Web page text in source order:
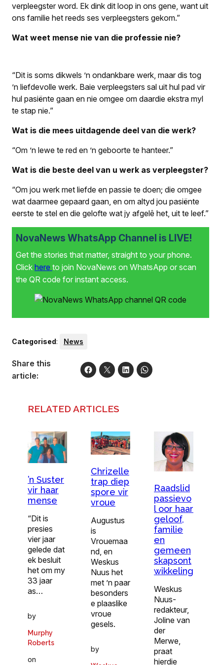
verpleegster word. Ek dink dit loop in ons gene, want uit
ons familie het reeds ses verpleegsters gekom.”
Wat weet mense nie van die professie nie?
“Dit is soms dikwels ’n ondankbare werk, maar dis tog
’n liefdevolle werk. Baie verpleegsters sal uit hul pad vir
hul pasiënte gaan en nie omgee om daardie ekstra myl
te stap nie.”
Wat is die mees uitdagende deel van die werk?
“Om ’n lewe te red en ’n geboorte te hanteer.”
Wat is die beste deel van u werk as verpleegster?
“Om jou werk met liefde en passie te doen; die omgee
wat daarmee gepaard gaan, en om altyd jou pasiënte
eerste te stel en die gelofte wat jy afgelê het, uit te leef.”
NovaNews WhatsApp Channel is LIVE!
Get the stories that matter, straight to your phone.
Click here to join NovaNews on WhatsApp or scan
the QR code for instant access.
Categorised: News
Share this
article:
RELATED ARTICLES
’n Suster
vir haar
mense
“Dit is
presies
vier jaar
gelede dat
ek besluit
het om my
33 jaar
as…
by
Murphy
Roberts
on
Chrizelle
trap diep
spore vir
vroue
Augustus
is
Vrouemaa
nd, en
Weskus
Nuus het
met ’n paar
besonders
e plaaslike
vroue
gesels.
by
Raadslid
passievo
l oor haar
geloof,
familie
en
gemeen
skapsont
wikkeling
Weskus
Nuus-
redakteur,
Joline van
der
Merwe,
praat
hierdie